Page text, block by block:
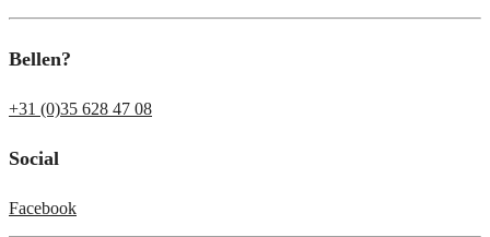
Bellen?
+31 (0)35 628 47 08
Social
Facebook